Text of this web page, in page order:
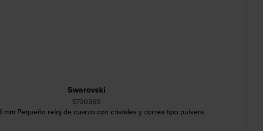
Swarovski
5730369
mm Pequeño reloj de cuarzo con cristales y correa tipo pulsera.